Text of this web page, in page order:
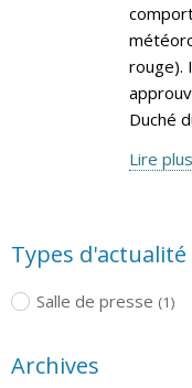
rouge).
Duché
Lire plus
Types d'actualité
Salle de presse (1)
Archives